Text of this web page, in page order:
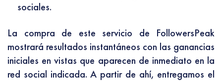
sociales.
La compra de este servicio de FollowersPeak
mostrará resultados instantáneos con las ganancias
iniciales en vistas que aparecen de inmediato en la
red social indicada. A partir de ahí, entregamos el